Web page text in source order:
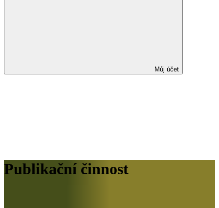
Můj účet
Publikační činnost